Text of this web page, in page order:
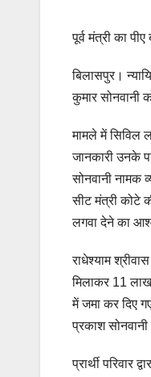
पूर्व मंत्री का
बिलासपुर।
कुमार सोनवानी
मामले में सिविल
जानकारी उनके
सोनवानी नामक
सीट मंत्री कोटे
लगवा देने का
राधेश्याम
मिलाकर 11
में जमा कर दिए
प्रकाश
प्रार्थी परिवार